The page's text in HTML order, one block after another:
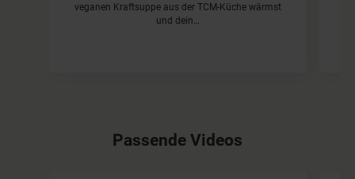
veganen Kraftsuppe aus der TCM-Küche wärmst
und dein…
Passende Videos